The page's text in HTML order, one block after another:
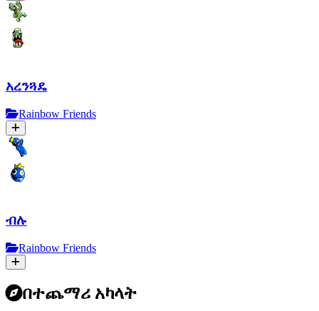
አረንጓዴ
Rainbow Friends
ብሉ
Rainbow Friends
በተጨማሪ አካላት